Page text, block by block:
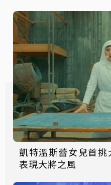
凱特溫斯蕾女兒首挑
表現大將之風